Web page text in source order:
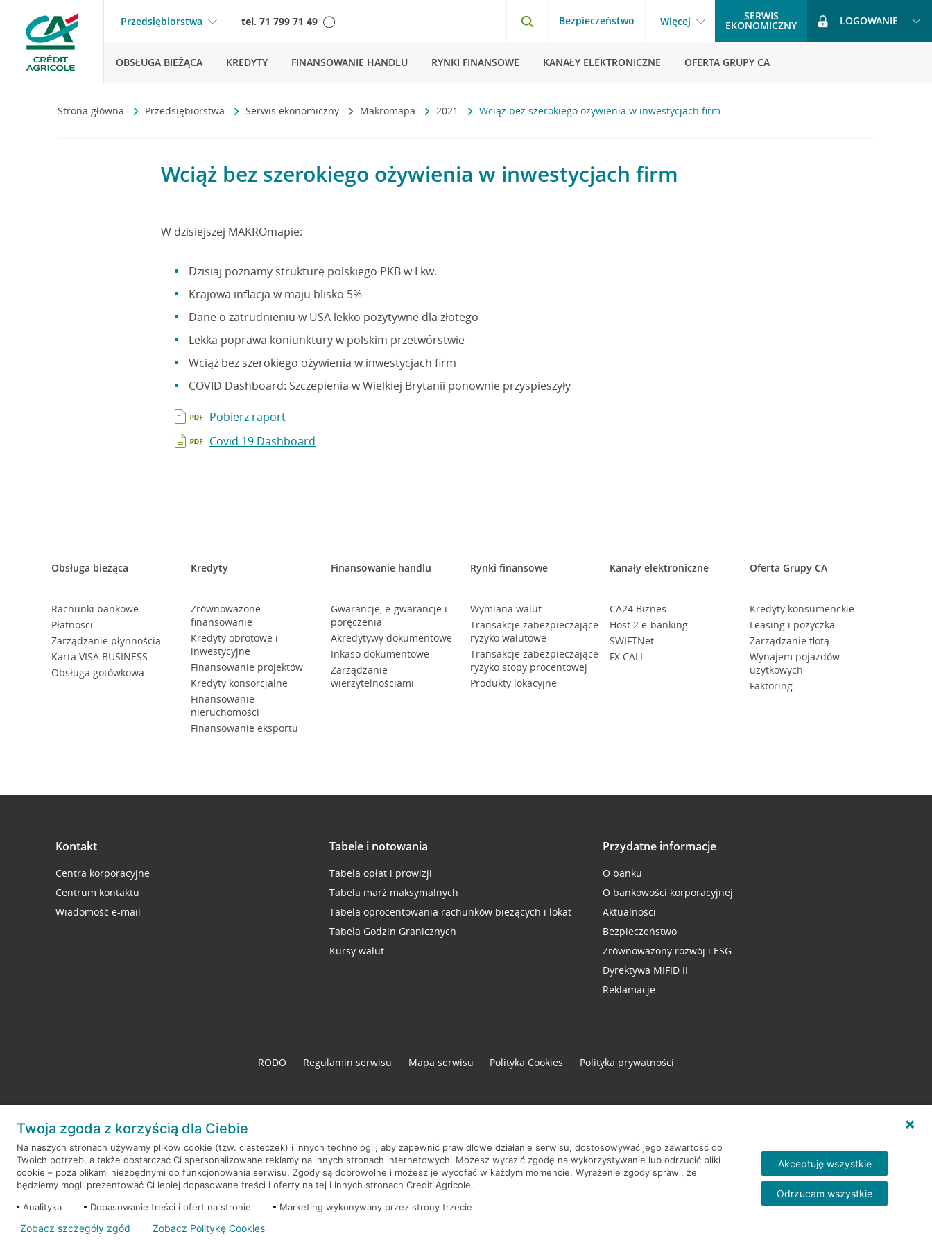
Przedsiębiorstwa tel. 71 799 71 49 Bezpieczeństwo Więcej SERWIS
EKONOMICZNY LOGOWANIE
OBSŁUGA BIEŻĄCA KREDYTY FINANSOWANIE HANDLU RYNKI FINANSOWE KANAŁY ELEKTRONICZNE OFERTA GRUPY CA
Strona główna Przedsiębiorstwa Serwis ekonomiczny Makromapa 2021 Wciąż bez szerokiego ożywienia w inwestycjach firm
Wciąż bez szerokiego ożywienia w inwestycjach firm
W dzisiejszej MAKROmapie:
Dzisiaj poznamy strukturę polskiego PKB w I kw.
Krajowa inflacja w maju blisko 5%
Dane o zatrudnieniu w USA lekko pozytywne dla złotego
Lekka poprawa koniunktury w polskim przetwórstwie
Wciąż bez szerokiego ożywienia w inwestycjach firm
COVID Dashboard: Szczepienia w Wielkiej Brytanii ponownie przyspieszyły
Pobierz raport
Covid 19 Dashboard
Obsługa bieżąca
Rachunki bankowe
Płatności
Zarządzanie płynnością
Karta VISA BUSINESS
Obsługa gotówkowa
Kredyty
Zrównoważone
finansowanie
Kredyty obrotowe i
inwestycyjne
Finansowanie projektów
Kredyty konsorcjalne
Finansowanie
nieruchomości
Finansowanie eksportu
Finansowanie handlu
Gwarancje, e-gwarancje i
poręczenia
Akredytywy dokumentowe
Inkaso dokumentowe
Zarządzanie
wierzytelnościami
Rynki finansowe
Wymiana walut
Transakcje zabezpieczające
ryzyko walutowe
Transakcje zabezpieczające
ryzyko stopy procentowej
Produkty lokacyjne
Kanały elektroniczne
CA24 Biznes
Host 2 e-banking
SWIFTNet
FX CALL
Oferta Grupy CA
Kredyty konsumenckie
Leasing i pożyczka
Zarządzanie flotą
Wynajem pojazdów
użytkowych
Faktoring
Kontakt
Centra korporacyjne
Centrum kontaktu
Wiadomość e-mail
Tabele i notowania
Tabela opłat i prowizji
Tabela marż maksymalnych
Tabela oprocentowania rachunków bieżących i lokat
Tabela Godzin Granicznych
Kursy walut
Przydatne informacje
O banku
O bankowości korporacyjnej
Aktualności
Bezpieczeństwo
Zrównoważony rozwój i ESG
Dyrektywa MIFID II
Reklamacje
RODO Regulamin serwisu Mapa serwisu Polityka Cookies Polityka prywatności
© 2026 Credit Agricole Bank Polska S.A. Wszelkie prawa zastrzeżone
Twoja zgoda z korzyścią dla Ciebie
Na naszych stronach używamy plików cookie (tzw. ciasteczek) i innych technologii, aby zapewnić prawidłowe działanie serwisu, dostosowywać jego zawartość do
Twoich potrzeb, a także dostarczać Ci spersonalizowane reklamy na innych stronach internetowych. Możesz wyrazić zgodę na wykorzystywanie lub odrzucić pliki
cookie – poza plikami niezbędnymi do funkcjonowania serwisu. Zgody są dobrowolne i możesz je wycofać w każdym momencie. Wyrażenie zgody sprawi, że
będziemy mogli prezentować Ci lepiej dopasowane treści i oferty na tej i innych stronach Credit Agricole.
Analityka
Dopasowanie treści i ofert na stronie Marketing wykonywany przez strony trzecie
Akceptuję wszystkie
Odrzucam wszystkie
Zobacz szczegóły zgód Zobacz Politykę Cookies